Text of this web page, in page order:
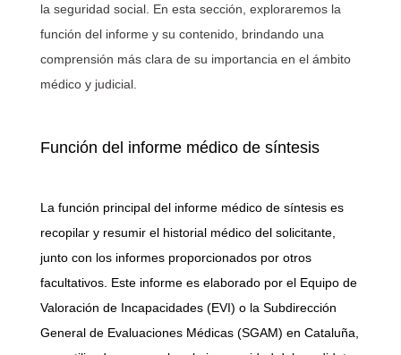
la seguridad social. En esta sección, exploraremos la
función del informe y su contenido, brindando una
comprensión más clara de su importancia en el ámbito
médico y judicial.
Función del informe médico de síntesis
La función principal del informe médico de síntesis es
recopilar y resumir el historial médico del solicitante,
junto con los informes proporcionados por otros
facultativos. Este informe es elaborado por el Equipo de
Valoración de Incapacidades (EVI) o la Subdirección
General de Evaluaciones Médicas (SGAM) en Cataluña,